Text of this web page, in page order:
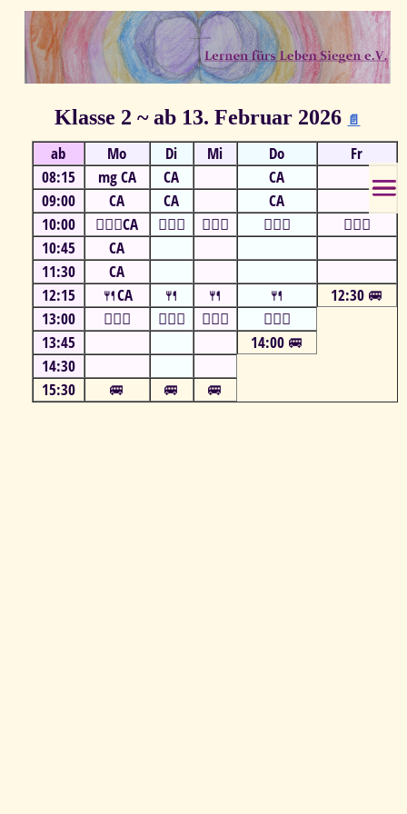
Klasse 2 ~ ab 13. Februar 2026 📄
ab Mo Di Mi Do
Fr
08:15
mg CA CA
CA
09:00
CA CA
CA
10:00
⛹🏻‍♂️CA ⛹🏻‍♂️ ⛹🏻‍♂️ ⛹🏻‍♂️
⛹🏻‍♂️
10:45
CA
11:30
CA
12:15
🍴CA 🍴 🍴 🍴
12:30 🚐
13:00
⛹🏻‍♂️ ⛹🏻‍♂️ ⛹🏻‍♂️
⛹🏻‍♂️
13:45
14:00 🚐
14:30
15:30
🚐 🚐 🚐